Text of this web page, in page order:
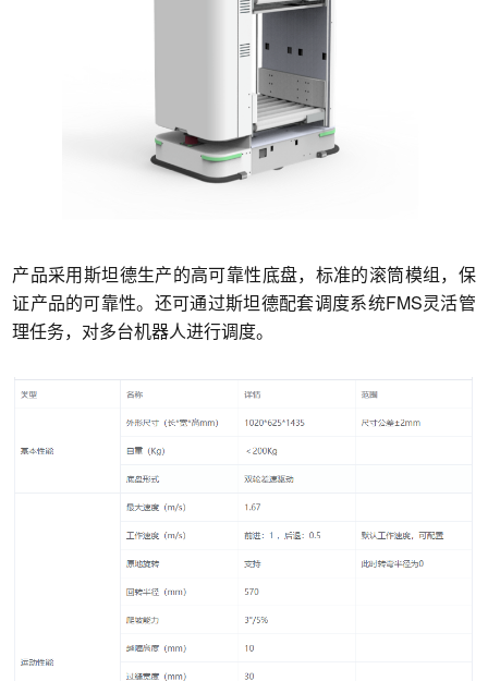
产品采用斯坦德生产的高可靠性底盘，标准的滚筒模组，保
证产品的可靠性。还可通过斯坦德配套调度系统FMS灵活管
理任务，对多台机器人进行调度。